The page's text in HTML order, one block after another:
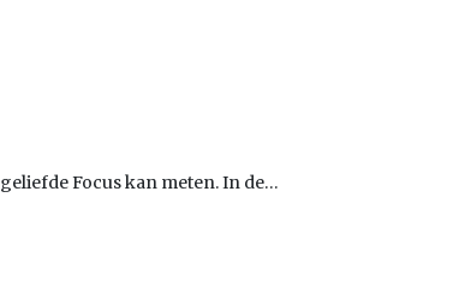
Focus kan meten. In de…